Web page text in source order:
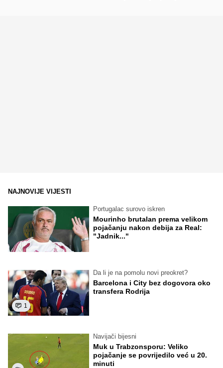
NAJNOVIJE VIJESTI
Portugalac surovo iskren
Mourinho brutalan prema velikom
pojačanju nakon debija za Real:
"Jadnik..."
1
Da li je na pomolu novi preokret?
Barcelona i City bez dogovora oko
transfera Rodrija
Navijači bijesni
Muk u Trabzonsporu: Veliko
pojačanje se povrijedilo već u 20.
minuti